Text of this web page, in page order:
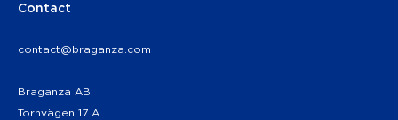
Contact
contact@braganza.com
Braganza AB
Tornvägen 17 A